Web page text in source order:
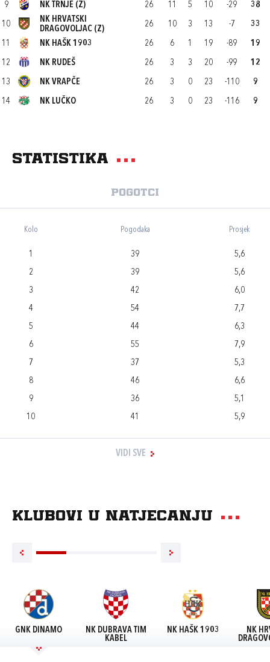
9 NK TRNJE (Z) 26 11 5 10 -29 38
10
NK HRVATSKI
DRAGOVOLJAC (Z)
26 10 3 13 -7 33
11 NK HAŠK 1903 26 6 1 19 -89 19
12 NK RUDEŠ 26 3 3 20 -99 12
13 NK VRAPČE 26 3 0 23 -110 9
14 NK LUČKO 26 3 0 23 -116 9
Statistika
Pogotci
Kolo Pogodaka Prosjek
1 39
5,6
2
39
5,6
3
42
6,0
4
54
7,7
5
44
6,3
6
55
7,9
7
37
5,3
8
46
6,6
9
36
5,1
10
41 5,9
VIDI SVE
Klubovi u natjecanju
GNK DINAMO
NK DUBRAVA TIM
KABEL
NK HAŠK 1903
NK